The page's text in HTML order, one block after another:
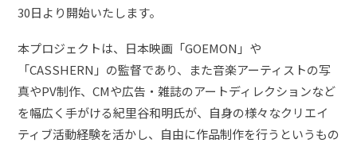
30日より開始いたします。
本プロジェクトは、日本映画「GOEMON」や
「CASSHERN」の監督であり、また音楽アーティストの写
真やPV制作、CMや広告・雑誌のアートディレクションなど
を幅広く手がける紀里谷和明氏が、自身の様々なクリエイ
ティブ活動経験を活かし、自由に作品制作を行うというもの